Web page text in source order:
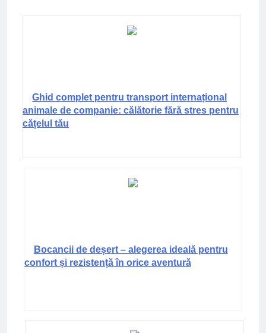
Ghid complet pentru transport internațional
animale de companie: călătorie fără stres pentru
cățelul tău
Bocancii de deșert – alegerea ideală pentru
confort și rezistență în orice aventură